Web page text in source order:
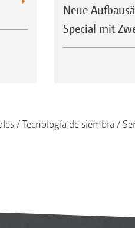
Neue
Special mit
Tecnología de siembra